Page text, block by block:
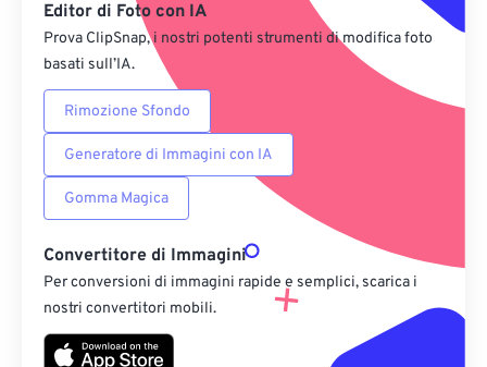
Da OneDrive
Dall'URL
Editor di Foto con IA
Prova ClipSnap, i nostri potenti strumenti di modifica foto
basati sull’IA.
Rimozione Sfondo
Generatore di Immagini con IA
Gomma Magica
Convertitore di Immagini
Per conversioni di immagini rapide e semplici, scarica i
nostri convertitori mobili.